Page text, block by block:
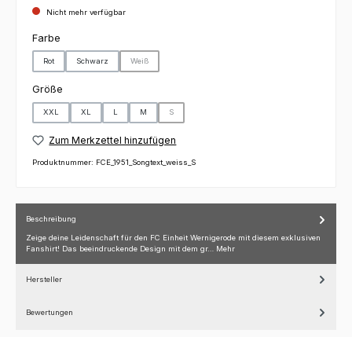
Nicht mehr verfügbar
Farbe
Rot Schwarz Weiß
Größe
XXL XL L M S
Zum Merkzettel hinzufügen
Produktnummer: FCE_1951_Songtext_weiss_S
Beschreibung
Zeige deine Leidenschaft für den FC Einheit Wernigerode mit diesem exklusiven
Fanshirt! Das beeindruckende Design mit dem gr… Mehr
Hersteller
Bewertungen